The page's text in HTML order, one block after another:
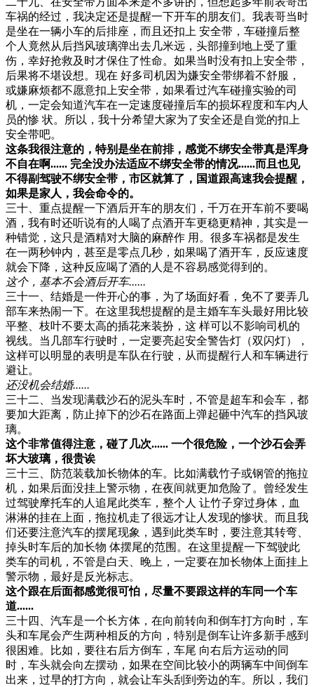
车祸的经过，我决定还是提醒一下开车的朋友们。我表哥当时
是坐在一辆小车的后排座，而且还扣上 安全带，车碰撞后整
个人竟然从后挡风玻璃弹出去几米远，头部撞到地上受了重
伤，幸好抢救及时才保住了性命。如果当时没有扣上安全带，
后果将不堪设想。现在 好多司机因为嫌安全带绑着不舒服，
或嫌麻烦都不愿意扣上安全带，如果看过汽车碰撞实验的司
机，一定会知道汽车在一定速度碰撞后车的损坏程度和车内人
员的惨 状。所以，我十分希望大家为了安全还是自觉的扣上
安全带吧。
这条我很注意的，特别是坐在前排，感觉不绑安全带真是浑身
不自在啊...... 完全没办法适应不绑安全带的情况......而且也见
不得副驾驶不绑安全带，市区就算了，国道跟高速我会提醒，
如果是家人，我会命令的。
三十、重点提醒一下酒后开车的朋友们，千万在开车前不要喝
酒，我有时还听说有的人喝了点酒开车更稳更精神，其实是一
种错觉，这只是酒精对大脑的麻醉作 用。很多车祸都是发生
在一两秒钟内，甚至是零点几秒，如果喝了酒开车，反应速度
就会下降，这种反应喝了酒的人是不容易感觉得到的。
这个，基本不会酒后开车......
三十一、结婚是一件开心的事，为了场面好看，免不了要弄几
部车来热闹一下。在这里我想提醒的是主婚车车头最好用比较
平整、枝叶不要太高的插花来装扮，这 样可以不影响司机的
视线。当几部车行驶时，一定要亮起安全警告灯（双闪灯），
这样可以明显的表明是车队在行驶，从而提醒行人和车辆进行
避让。
还没机会结婚......
三十二、当发现满载沙石的泥头车时，不管是超车和会车，都
要加大距离，防止掉下的沙石在路面上弹起砸中汽车的挡风玻
璃。
这个非常值得注意，碰了几次...... 一个很危险，一个沙石会弄
坏大玻璃，很贵诶
三十三、防范装载加长物体的车。比如满载竹子或钢管的拖拉
机，如果后面没挂上警示物，在夜间就更加危险了。曾经发生
过驾驶摩托车的人追尾此类车，整个人 让竹子穿过身体，血
淋淋的挂在上面，拖拉机走了很远才让人发现的惨状。而且我
们还要注意汽车的摆尾现象，遇到此类车时，要注意其转弯、
掉头时车后的加长物 体摆尾的范围。在这里提醒一下驾驶此
类车的司机，不管是白天、晚上，一定要在加长物体上面挂上
警示物，最好是反光标志。
这个跟在后面都感觉很可怕，尽量不要跟这样的车同一个车
道......
三十四、汽车是一个长方体，在向前转向和倒车打方向时，车
头和车尾会产生两种相反的方向，特别是倒车让许多新手感到
很困难。比如，要往右后方倒车，车尾 向右后方运动的同
时，车头就会向左摆动，如果在空间比较小的两辆车中间倒车
出来，过早的打方向，就会让车头刮到旁边的车。所以，我们